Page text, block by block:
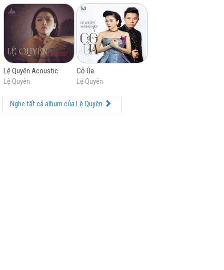
Lệ Quyên Acoustic
Lệ Quyên
Cỏ Úa
Lệ Quyên
Nghe tất cả album của Lệ Quyên